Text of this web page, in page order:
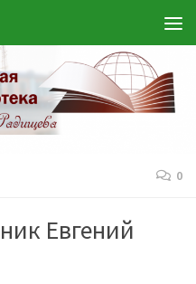
0
Евгений